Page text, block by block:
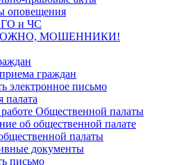
оповещения
ГО и ЧС
МОШЕННИКИ!
граждан
электронное письмо
палата
Общественной палаты
об общественной палате
палаты
документы
письмо